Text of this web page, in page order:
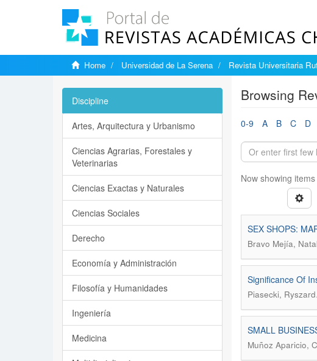
Home Universidad de La Serena Revista Universitaria
Browsing
0-9 A B C D
Now showing
SEX SHOPS:
Bravo Mejía,
Significance Of
Piasecki, Ryszard.
SMALL
Muñoz Aparicio,
Discipline
Artes, Arquitectura y Urbanismo
Ciencias Agrarias, Forestales y
Veterinarias
Ciencias Exactas y Naturales
Ciencias Sociales
Derecho
Economía y Administración
Filosofía y Humanidades
Ingeniería
Medicina